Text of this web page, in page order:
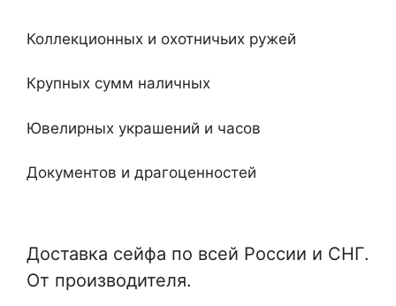
Кабинетные
Коллекционных и охотничьих ружей
Крупных сумм наличных
Ювелирных украшений и часов
Документов и драгоценностей
Отдельные и монтируемые
Доставка сейфа по всей России и СНГ.
От производителя.